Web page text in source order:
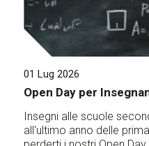
01 Lug 2026
Open Day per
Insegni alle scuole
all'ultimo anno delle